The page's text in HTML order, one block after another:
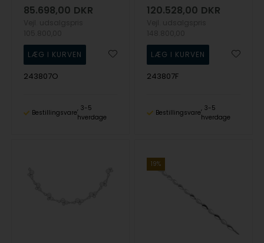
85.698,00 DKR
243807O
Bestillingsvare
3-5
hverdage
120.528,00 DKR
243807F
Bestillingsvare
3-5
hverdage
19%